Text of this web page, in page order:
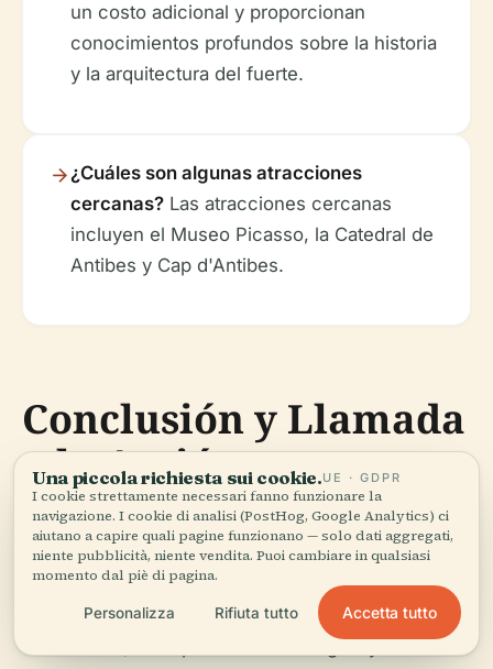
un costo adicional y proporcionan
conocimientos profundos sobre la historia
y la arquitectura del fuerte.
¿Cuáles son algunas atracciones
cercanas? Las atracciones cercanas
incluyen el Museo Picasso, la Catedral de
Antibes y Cap d'Antibes.
Conclusión y Llamada
a la Acción
El Fort Carré se erige hoy no solo como un vestigio
de una era pasada, sino como un vibrante punto
cultural, ofreciendo un vínculo tangible con la rica
historia de Francia. Su arquitectura bien
conservada, su importancia estratégica y sus
Una piccola richiesta sui cookie.UE · GDPR
I cookie strettamente necessari fanno funzionare la
navigazione. I cookie di analisi (PostHog, Google Analytics) ci
aiutano a capire quali pagine funzionano — solo dati aggregati,
niente pubblicità, niente vendita. Puoi cambiare in qualsiasi
momento dal piè di pagina.
Personalizza Rifiuta tutto Accetta tutto